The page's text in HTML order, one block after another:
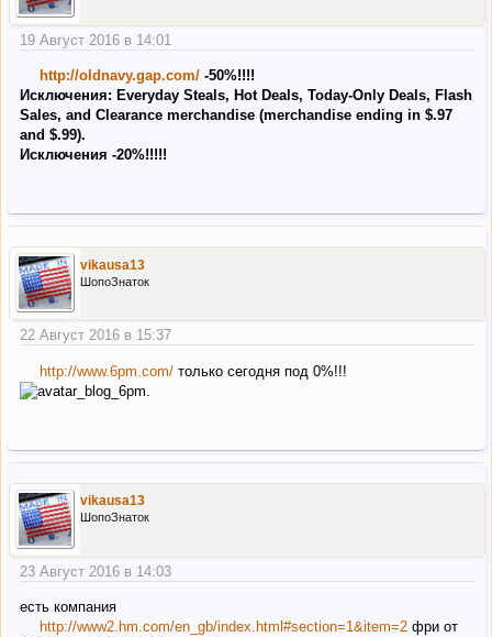
19 Август 2016 в 14:01
http://oldnavy.gap.com/ -50%!!!!
Исключения: Everyday Steals, Hot Deals, Today-Only Deals, Flash
Sales, and Clearance merchandise (merchandise ending in $.97
and $.99).
Исключения -20%!!!!!
vikausa13
ШопоЗнаток
22 Август 2016 в 15:37
http://www.6pm.com/ только сегодня под 0%!!!
vikausa13
ШопоЗнаток
23 Август 2016 в 14:03
есть компания
http://www2.hm.com/en_gb/index.html#section=1&item=2 фри от